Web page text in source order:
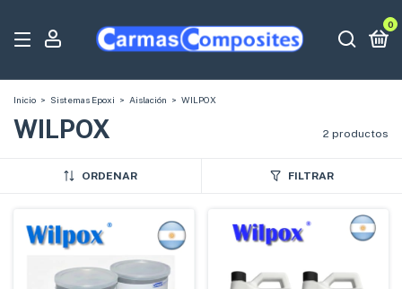
0
Inicio > Sistemas Epoxi > Aislación > WILPOX
WILPOX 2 productos
ORDENAR FILTRAR